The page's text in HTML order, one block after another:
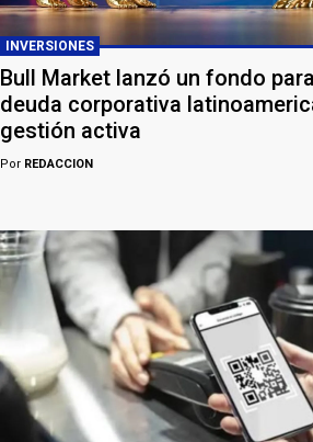
INVERSIONES
Bull Market lanzó un fondo
deuda corporativa
gestión activa
Por REDACCION